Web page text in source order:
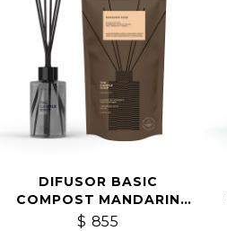
DIFUSOR BASIC
COMPOST MANDARIN
ROSE
$ 855